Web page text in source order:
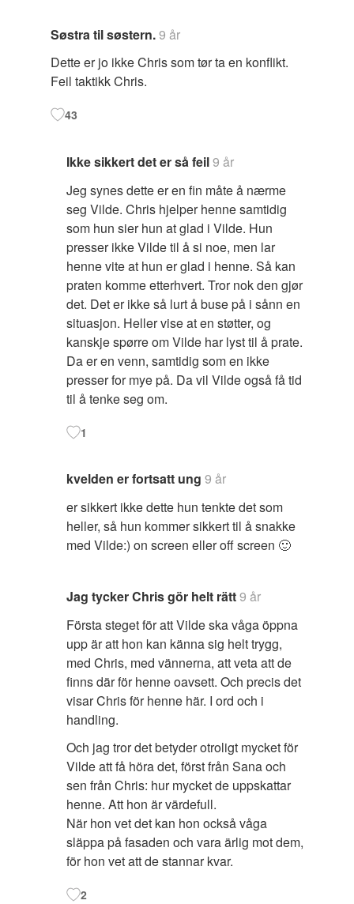
Søstra til søstern.9 år
Dette er jo ikke Chris som tør ta en konflikt.
Feil taktikk Chris.
43
Ikke sikkert det er så feil9 år
Jeg synes dette er en fin måte å nærme
seg Vilde. Chris hjelper henne samtidig
som hun sier hun at glad i Vilde. Hun
presser ikke Vilde til å si noe, men lar
henne vite at hun er glad i henne. Så kan
praten komme etterhvert. Tror nok den gjør
det. Det er ikke så lurt å buse på i sånn en
situasjon. Heller vise at en støtter, og
kanskje spørre om Vilde har lyst til å prate.
Da er en venn, samtidig som en ikke
presser for mye på. Da vil Vilde også få tid
til å tenke seg om.
1
kvelden er fortsatt ung 9 år
er sikkert ikke dette hun tenkte det som
heller, så hun kommer sikkert til å snakke
med Vilde:) on screen eller off screen 🙂
Jag tycker Chris gör helt rätt9 år
Första steget för att Vilde ska våga öppna
upp är att hon kan känna sig helt trygg,
med Chris, med vännerna, att veta att de
finns där för henne oavsett. Och precis det
visar Chris för henne här. I ord och i
handling.
Och jag tror det betyder otroligt mycket för
Vilde att få höra det, först från Sana och
sen från Chris: hur mycket de uppskattar
henne. Att hon är värdefull.
När hon vet det kan hon också våga
släppa på fasaden och vara ärlig mot dem,
för hon vet att de stannar kvar.
2